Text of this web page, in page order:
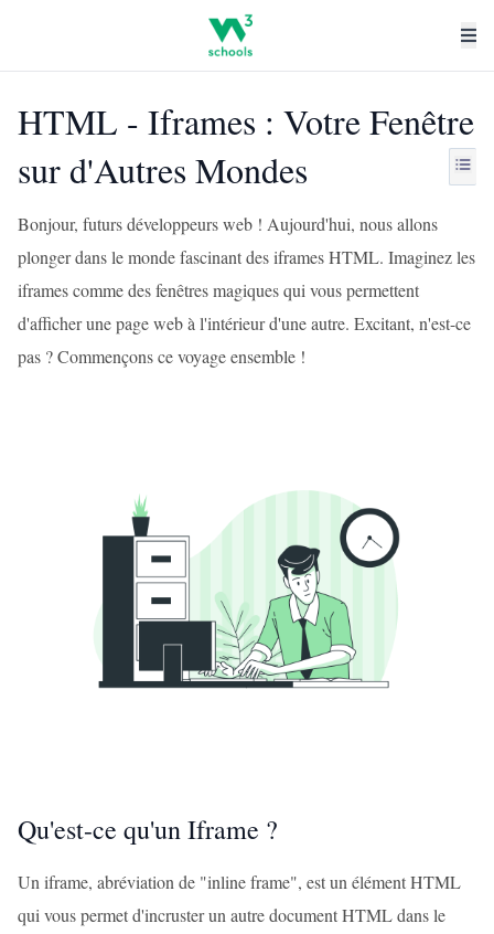
HTML - Iframes : Votre Fenêtre
sur d'Autres Mondes
Bonjour, futurs développeurs web ! Aujourd'hui, nous allons
plonger dans le monde fascinant des iframes HTML. Imaginez les
iframes comme des fenêtres magiques qui vous permettent
d'afficher une page web à l'intérieur d'une autre. Excitant, n'est-ce
pas ? Commençons ce voyage ensemble !
Qu'est-ce qu'un Iframe ?
Un iframe, abréviation de "inline frame", est un élément HTML
qui vous permet d'incruster un autre document HTML dans le